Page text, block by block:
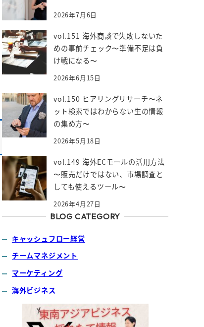
2026年7月6日
vol.151 海外商談で失敗しないた
めの事前チェック〜準備不足は負
け戦になる〜
2026年6月15日
vol.150 ヒアリングリサーチ〜ネ
ット検索ではわからない生の情報
の集め方〜
2026年5月18日
vol.149 海外ECモールの活用方法
〜販売だけではない、市場調査と
しても使えるツール〜
2026年4月27日
BLOG CATEGORY
キャッシュフロー経営
チームマネジメント
マーケティング
海外ビジネス